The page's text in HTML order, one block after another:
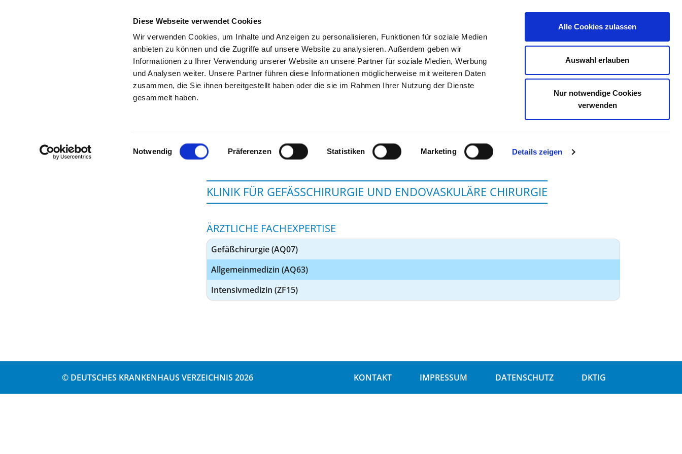
Diese Webseite verwendet Cookies
Wir verwenden Cookies, um Inhalte und Anzeigen zu personalisieren, Funktionen für soziale Medien
anbieten zu können und die Zugriffe auf unsere Website zu analysieren. Außerdem geben wir
Informationen zu Ihrer Verwendung unserer Website an unsere Partner für soziale Medien, Werbung
und Analysen weiter. Unsere Partner führen diese Informationen möglicherweise mit weiteren Daten
zusammen, die Sie ihnen bereitgestellt haben oder die sie im Rahmen Ihrer Nutzung der Dienste
gesammelt haben.
Einwilligungsauswahl
Notwendig Präferenzen Statistiken Marketing Details zeigen
Alle Cookies zulassen
Auswahl erlauben
Nur notwendige Cookies
verwenden
SUCHEN TIPPS & HILFE DAS DKV STELLENBÖRSE KONTAKT IHRE MEINUNG
Startseite der Fachabteilung
UNIVERSITÄTSKLINIKUM SCHLESWIG-HOLSTEIN, CAMPUS KIEL
KLINIK FÜR GEFÄSSCHIRURGIE UND ENDOVASKULÄRE CHIRURGIE
ÄRZTLICHE FACHEXPERTISE
Gefäßchirurgie (AQ07)
Allgemeinmedizin (AQ63)
Intensivmedizin (ZF15)
© DEUTSCHES KRANKENHAUS VERZEICHNIS 2026 KONTAKT IMPRESSUM DATENSCHUTZ DKTIG